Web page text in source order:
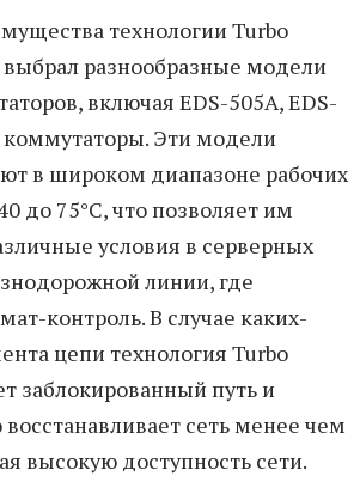
технологии Turbo
выбрал разнообразные модели
включая EDS-505A, EDS-
коммутаторы. Эти модели
в широком диапазоне рабочих
до 75°C, что позволяет им
условия в серверных
линии, где
контроль. В случае каких-
цепи технология Turbo
заблокированный путь и
сеть менее чем
высокую доступность сети.